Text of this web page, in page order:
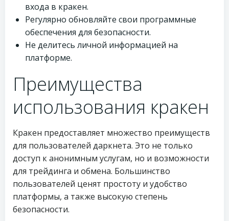
входа в кракен.
Регулярно обновляйте свои программные
обеспечения для безопасности.
Не делитесь личной информацией на
платформе.
Преимущества
использования кракен
Кракен предоставляет множество преимуществ
для пользователей даркнета. Это не только
доступ к анонимным услугам, но и возможности
для трейдинга и обмена. Большинство
пользователей ценят простоту и удобство
платформы, а также высокую степень
безопасности.